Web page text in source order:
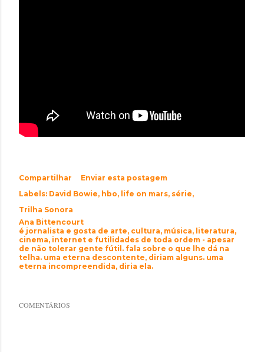
Compartilhar
Enviar esta postagem
Labels: David Bowie hbo life on mars série
Trilha Sonora
Ana Bittencourt
é jornalista e gosta de arte, cultura, música, literatura,
cinema, internet e futilidades de toda ordem - apesar
de não tolerar gente fútil. fala sobre o que lhe dá na
telha. uma eterna descontente, diriam alguns. uma
eterna incompreendida, diria ela.
COMENTÁRIOS